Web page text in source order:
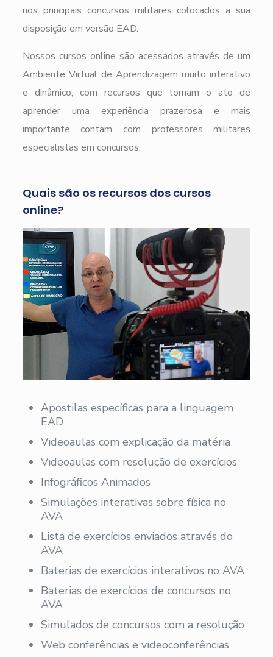
nos principais concursos militares colocados a sua
disposição em versão EAD.
Nossos cursos online são acessados através de um
Ambiente Virtual de Aprendizagem muito interativo
e dinâmico, com recursos que tornam o ato de
aprender uma experiência prazerosa e mais
importante contam com professores militares
especialistas em concursos.
Quais são os recursos dos cursos
online?
Apostilas específicas para a linguagem
EAD
Videoaulas com explicação da matéria
Videoaulas com resolução de exercícios
Infográficos Animados
Simulações interativas sobre física no
AVA
Lista de exercícios enviados através do
AVA
Baterias de exercícios interativos no AVA
Baterias de exercícios de concursos no
AVA
Simulados de concursos com a resolução
Web conferências e videoconferências